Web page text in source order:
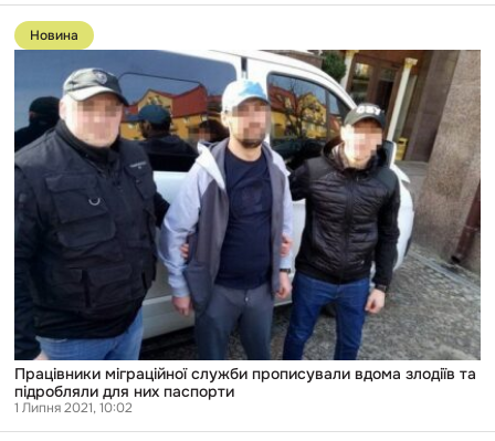
Перейти
до
публікації
Працівники
міграційної
служби
прописували
вдома
злодіїв
та
підробляли
для
них
паспорти
Новина
Працівники міграційної служби прописували вдома злодіїв та
підробляли для них паспорти
1 Липня 2021, 10:02